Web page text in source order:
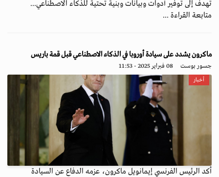
تهدف إلى توفير أدوات وبيانات وبنية تحتية للذكاء الاصطناعي...
متابعة القراءة ...
ماكرون يشدد على سيادة أوروبا في الذكاء الاصطناعي قبل قمة باريس
جسور بوست 08 فبراير 2025 - 11:53
أخبار
أكد الرئيس الفرنسي إيمانويل ماكرون، عزمه الدفاع عن السيادة